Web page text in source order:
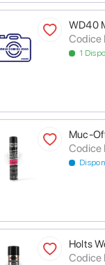
WD40
Codice
1
Muc-
Codice
Holts
Codice